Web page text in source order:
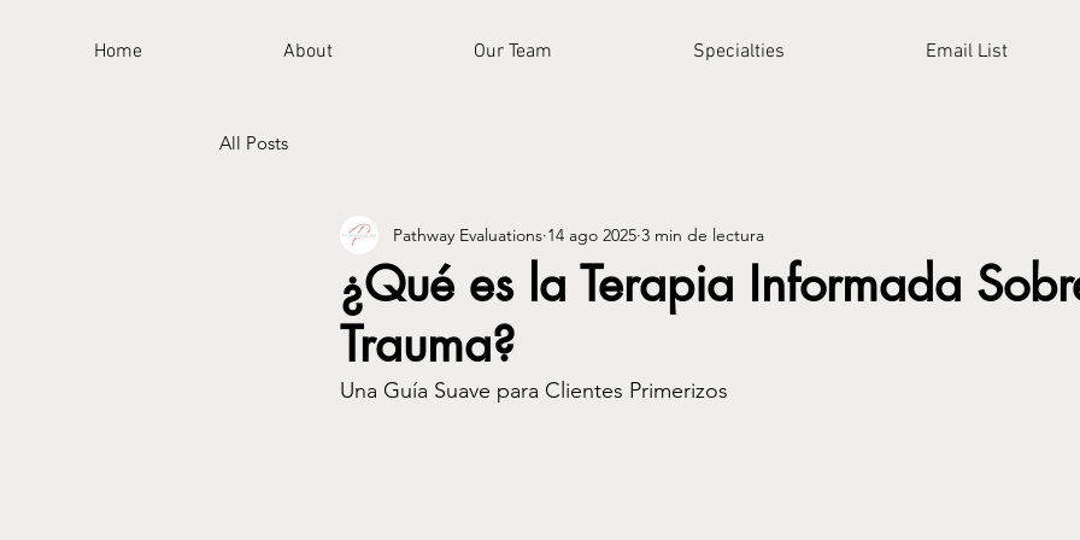
Home About Our Team Specialties Email List
All Posts
¿Qué es la Terapia Informada
Trauma?
Pathway Evaluations 14 ago 2025 3 min de lectura
Una Guía Suave para Clientes Primerizos